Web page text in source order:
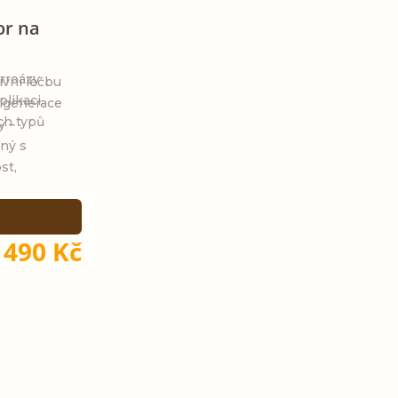
typů
na
Kč
léčbu
–
s